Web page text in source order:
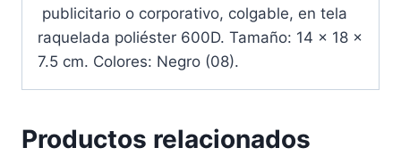
publicitario o corporativo, colgable, en tela
raquelada poliéster 600D. Tamaño: 14 x 18 x
7.5 cm. Colores: Negro (08).
Productos relacionados